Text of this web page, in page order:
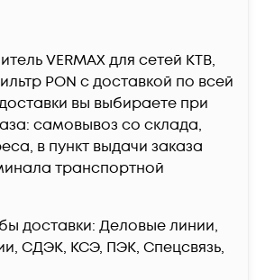
VERMAX для сетей КТВ,
PON c доставкой по всей
вы выбираете при
самовывоз со склада,
в пункт выдачи заказа
транспортной
доставки: Деловые линии,
СДЭК, КСЭ, ПЭК, Спецсвязь,